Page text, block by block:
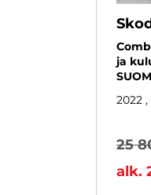
ja
2022
25
alk.